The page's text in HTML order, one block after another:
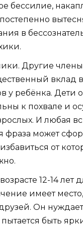
бессилие,
в
Другие
вклад
у ребёнка. Дети
к похвале и
И любая
фраза может
от
12-14 лет
имеет
Он
быть